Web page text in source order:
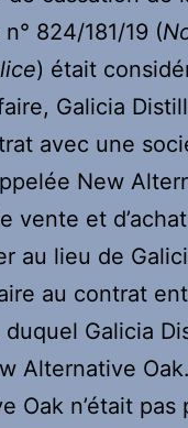
824/181/19 (
) était
Galicia
avec une
New
vente et
au lieu de
au contrat
Galicia
Alternative
Oak n’était